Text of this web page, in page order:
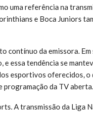
uma referência na
e Boca Juniors
contínuo da emissora.
essa tendência se
esportivos oferecidos,
programação da TV aberta.
A transmissão da Liga